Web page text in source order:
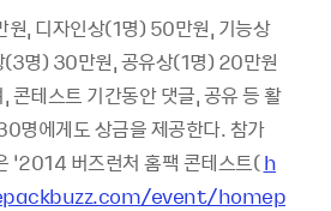
원, 디자인상(1명) 50만원, 기능상
(3명) 30만원,공유상(1명) 20만원
,콘테스트 기간동안 댓글,공유 등 활
명에게도 상금을 제공한다. 참가
‘2014 버즈런처 홈팩 콘테스트(h
event/homep